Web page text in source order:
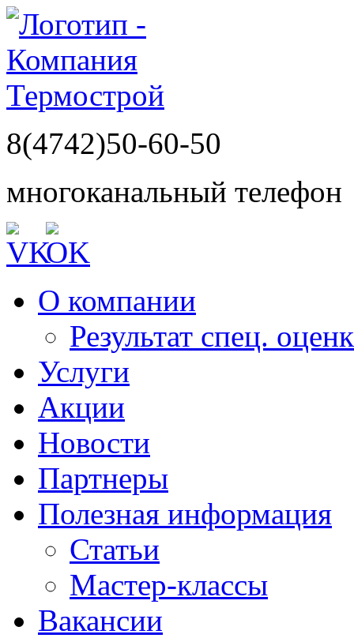
8(4742)50-60-50
многоканальный телефон
О компании
Результат спец.
Услуги
Акции
Новости
Партнеры
Полезная информация
Статьи
Мастер-классы
Вакансии